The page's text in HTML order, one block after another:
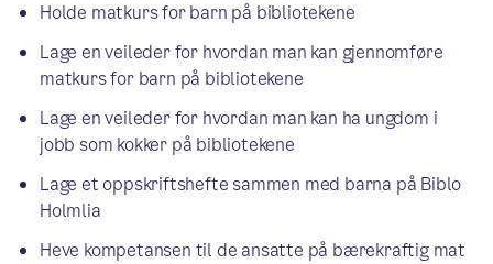
Holde matkurs for barn på bibliotekene
Lage en veileder for hvordan man kan gjennomføre
matkurs for barn på bibliotekene
Lage en veileder for hvordan man kan ha ungdom i
jobb som kokker på bibliotekene
Lage et oppskriftshefte sammen med barna på Biblo
Holmlia
Heve kompetansen til de ansatte på bærekraftig mat